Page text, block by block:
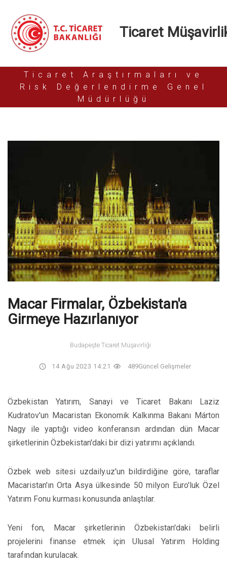
Ticaret
Ticaret Araştırmaları ve
Risk Değerlendirme Genel
Müdürlüğü
Macar Firmalar, Özbekistan'a
Girmeye Hazırlanıyor
Budapeşte Ticaret Müşavirliği
14 Ağu 2023 14:21 489Güncel Gelişmeler
Özbekistan Yatırım, Sanayi ve Ticaret Bakanı Laziz
Kudratov'un Macaristan Ekonomik Kalkınma Bakanı Márton
Nagy ile yaptığı video konferansın ardından dün Macar
şirketlerinin Özbekistan'daki bir dizi yatırımı açıklandı.
Özbek web sitesi uzdaily.uz'un bildirdiğine göre, taraflar
Macaristan'ın Orta Asya ülkesinde 50 milyon Euro'luk Özel
Yatırım Fonu kurması konusunda anlaştılar.
Yeni fon, Macar şirketlerinin Özbekistan'daki belirli
projelerini finanse etmek için Ulusal Yatırım Holding
tarafından kurulacak.